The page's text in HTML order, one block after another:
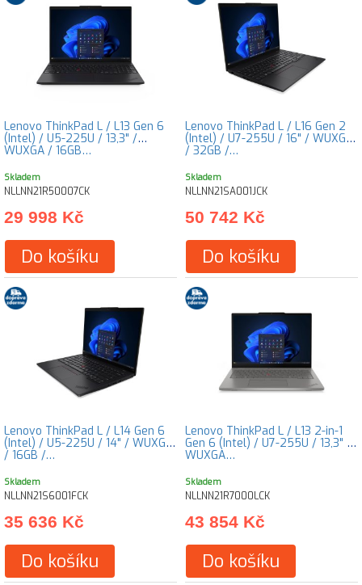
Lenovo ThinkPad L / L13 Gen 6
(Intel) / U5-225U / 13,3" /
WUXGA / 16GB…
Skladem
NLLNN21R50007CK
29 998 Kč
Do košíku
Lenovo ThinkPad L / L16 Gen 2
(Intel) / U7-255U / 16" / WUXGA
/ 32GB /…
Skladem
NLLNN21SA001JCK
50 742 Kč
Do košíku
Lenovo ThinkPad L / L14 Gen 6
(Intel) / U5-225U / 14" / WUXGA
/ 16GB /…
Skladem
NLLNN21S6001FCK
35 636 Kč
Do košíku
Lenovo ThinkPad L / L13 2-in-1
Gen 6 (Intel) / U7-255U / 13,3" /
WUXGA…
Skladem
NLLNN21R7000LCK
43 854 Kč
Do košíku